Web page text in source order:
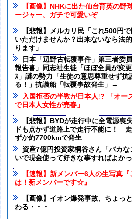
【画像】NHKに出た仙台育英の野
ージャー、ガチで可愛いぞ
【悲報】メルカリ民「これ500円
いただけませんか？出来ないなら法
ります」
日本「辺野古転覆事件」第三者委
報告書」同志社生徒「ほぼ全員が変
ｽ」謎の勢力「生徒の意思尊重せず抗
る！」抗議船「転覆事故発生」→
入国拒否の半数が日本人!? 「オー
で日本人女性が売春」
【悲報】BYDが走行中に全電源喪
ドも点かず道路上で走行不能に！
ずか約7700kmで発生
資産7億円投資家桐谷さん「バカな
いで現金使って好きな事すればよかっ
【速報】新メンバー6人の生写真『
は！新メンバーです☆』
【画像】イオン爆発事故、ちょっ
わる・・・